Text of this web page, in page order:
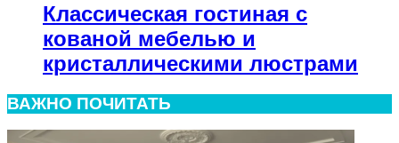
Классическая гостиная с
кованой мебелью и
кристаллическими люстрами
ВАЖНО ПОЧИТАТЬ